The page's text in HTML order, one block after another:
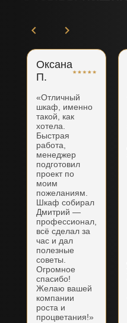
Оксана
П.
«Отличный
шкаф, именно
такой, как
хотела.
Быстрая
работа,
менеджер
подготовил
проект по
моим
пожеланиям.
Шкаф собирал
Дмитрий —
профессионал,
всё сделал за
час и дал
полезные
советы.
Огромное
спасибо!
Желаю вашей
компании
роста и
процветания!»